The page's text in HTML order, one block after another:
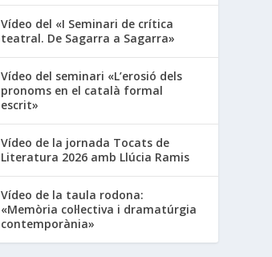
Vídeo del «I Seminari de crítica
teatral. De Sagarra a Sagarra»
Vídeo del seminari «L’erosió dels
pronoms en el català formal
escrit»
Vídeo de la jornada Tocats de
Literatura 2026 amb Llúcia Ramis
Vídeo de la taula rodona:
«Memòria col·lectiva i dramatúrgia
contemporània»